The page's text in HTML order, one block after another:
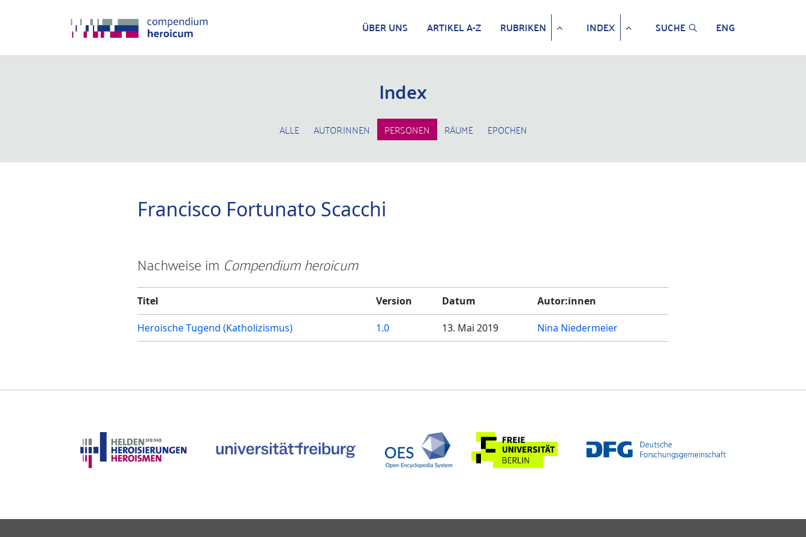
ÜBER UNS ARTIKEL A-Z RUBRIKEN INDEX SUCHE ENG
Index
ALLE AUTOR:INNEN PERSONEN RÄUME EPOCHEN
Francisco Fortunato Scacchi
Nachweise im Compendium heroicum
Titel Version Datum Autor:innen
Heroische Tugend (Katholizismus) 1.0 13. Mai 2019 Nina Niedermeier